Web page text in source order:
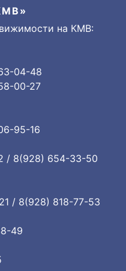
на КМВ:
04-48
00-27
95-16
/ 8(928) 654-33-50
/ 8(928) 818-77-53
49